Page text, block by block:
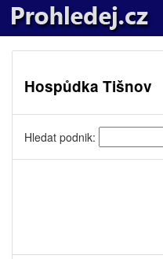
Hospůdka Tišnov
Hledat podnik: